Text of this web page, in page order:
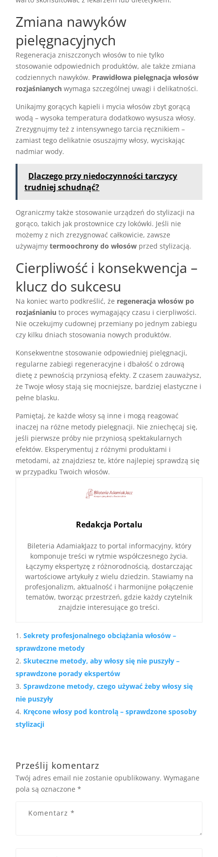
Zmiana nawyków
pielęgnacyjnych
Regeneracja zniszczonych włosów to nie tylko
stosowanie odpowiednich produktów, ale także zmiana
codziennych nawyków. Prawidłowa pielęgnacja włosów
rozjaśnianych wymaga szczególnej uwagi i delikatności.
Unikajmy gorących kąpieli i mycia włosów zbyt gorącą
wodą – wysoka temperatura dodatkowo wysusza włosy.
Zrezygnujmy też z intensywnego tarcia ręcznikiem –
zamiast tego delikatnie osuszajmy włosy, wyciskając
nadmiar wody.
Dlaczego przy niedoczynności tarczycy
trudniej schudnąć?
Ograniczmy także stosowanie urządzeń do stylizacji na
gorąco, takich jak prostownice czy lokówki. Jeśli nie
możemy z nich zrezygnować całkowicie, zawsze
używajmytermoochrony do włosów przed stylizacją.
Cierpliwość i konsekwencja –
klucz do sukcesu
Na koniec warto podkreślić, że regeneracja włosów po
rozjaśnianiu to proces wymagający czasu i cierpliwości.
Nie oczekujmy cudownej przemiany po jednym zabiegu
czy kilku dniach stosowania nowych produktów.
Konsekwentne stosowanie odpowiedniej pielęgnacji,
regularne zabiegi regeneracyjne i dbałość o zdrową
dietę z pewnością przyniosą efekty. Z czasem zauważysz,
że Twoje włosy stają się mocniejsze, bardziej elastyczne i
pełne blasku.
Pamiętaj, że każde włosy są inne i mogą reagować
inaczej na różne metody pielęgnacji. Nie zniechęcaj się,
jeśli pierwsze próby nie przyniosą spektakularnych
efektów. Eksperymentuj z różnymi produktami i
metodami, aż znajdziesz te, które najlepiej sprawdzą się
w przypadku Twoich włosów.
Redakcja Portalu
Bileteria AdamiakJazz to portal informacyjny, który
komponuje treści w rytmie współczesnego życia.
Łączymy ekspertyzę z różnorodnością, dostarczając
wartościowe artykuły z wielu dziedzin. Stawiamy na
profesjonalizm, aktualność i harmonijne połączenie
tematów, tworząc przestrzeń, gdzie każdy czytelnik
znajdzie interesujące go treści.
Sekrety profesjonalnego obciążania włosów –
sprawdzone metody
Skuteczne metody, aby włosy się nie puszyły –
sprawdzone porady ekspertów
Sprawdzone metody, czego używać żeby włosy się
nie puszyły
Kręcone włosy pod kontrolą – sprawdzone sposoby
stylizacji
Prześlij komentarz
Twój adres email nie zostanie opublikowany. Wymagane
pola są oznaczone*